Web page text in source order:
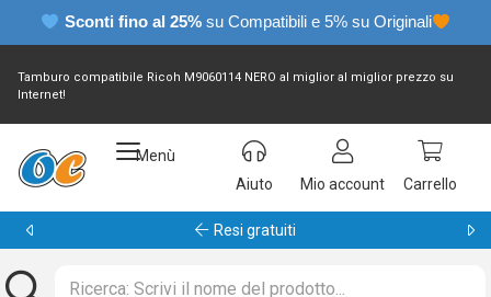
Sconti fino al 25% su Compatibili e 5% su Originali
Tamburo compatibile Ricoh M9060114 NERO al miglior al miglior prezzo su
Internet!
Menù
Aiuto
Mio account Carrello
Garanzia 24 mesi